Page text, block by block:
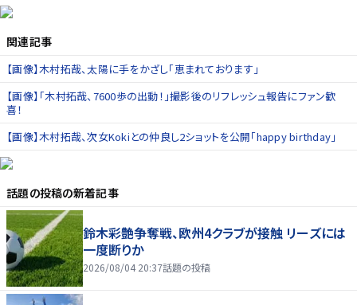
関連記事
【画像】木村拓哉、太陽に手をかざし「恵まれております」
【画像】「木村拓哉、7600歩の出動！」撮影後のリフレッシュ報告にファン歓
喜！
【画像】木村拓哉、次女Kokiとの仲良し2ショットを公開「happy birthday」
話題の投稿の新着記事
鈴木彩艶争奪戦、欧州4クラブが接触 リーズには
一度断りか
2026/08/04 20:37話題の投稿